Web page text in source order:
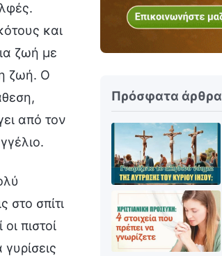
και
ζωή με
ζωή. Ο
από τον
στο σπίτι
πιστοί
Πρόσφατα άρθρα